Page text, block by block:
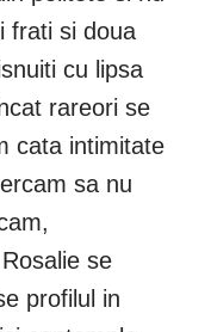
frati si doua
cu lipsa
rareori se
cata intimitate
sa nu
se
profilul in